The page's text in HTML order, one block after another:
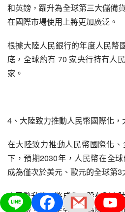
和英鎊，躍升為全球第三大儲備
在國際市場使用上將更加廣泛。
根據大陸人民銀行的年度人民幣
底，全球約有 70 家央行持有人
家。
4、大陸致力推動人民幣國際化
在大陸致力推動人民幣國際化
下，預期2030年，人民幣在全
成為僅次於美元、歐元的全球第3
人民幣升值，將成為一股有利大
去經驗，貨幣走強，將為該國股